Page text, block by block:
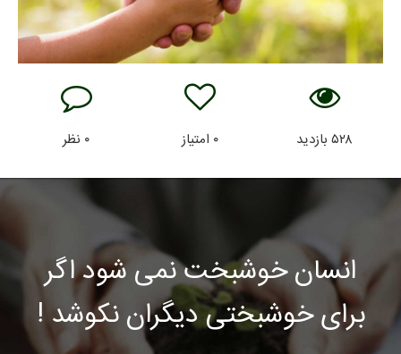
۵۲۸بازدید ۰ امتیاز ۰ نظر
انسان خوشبخت نمی شود اگر
برای خوشبختی دیگران نکوشد !